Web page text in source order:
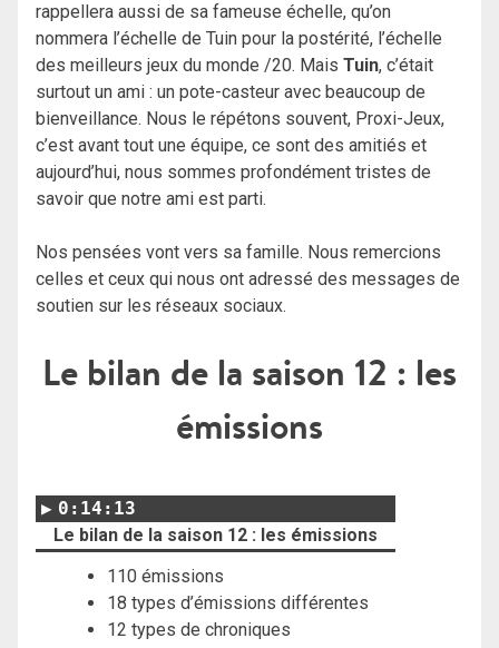
rappellera aussi de sa fameuse échelle, qu’on
nommera l’échelle de Tuin pour la postérité, l’échelle
des meilleurs jeux du monde /20. Mais Tuin, c’était
surtout un ami : un pote-casteur avec beaucoup de
bienveillance. Nous le répétons souvent, Proxi-Jeux,
c’est avant tout une équipe, ce sont des amitiés et
aujourd’hui, nous sommes profondément tristes de
savoir que notre ami est parti.
Nos pensées vont vers sa famille. Nous remercions
celles et ceux qui nous ont adressé des messages de
soutien sur les réseaux sociaux.
Le bilan de la saison 12 : les
émissions
0:14:13
Le bilan de la saison 12 : les émissions
110 émissions
18 types d’émissions différentes
12 types de chroniques